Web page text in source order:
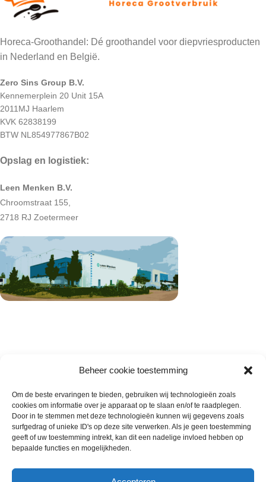
Beheer cookie toestemming
Om de beste ervaringen te bieden, gebruiken wij technologieën zoals
cookies om informatie over je apparaat op te slaan en/of te raadplegen.
Door in te stemmen met deze technologieën kunnen wij gegevens zoals
surfgedrag of unieke ID's op deze site verwerken. Als je geen toestemming
geeft of uw toestemming intrekt, kan dit een nadelige invloed hebben op
bepaalde functies en mogelijkheden.
Horeca-Groothandel: Dé groothandel voor diepvriesproducten
in Nederland en België.
Zero Sins Group B.V.
Kennemerplein 20 Unit 15A
2011MJ Haarlem
KVK 62838199
BTW NL854977867B02
Opslag en logistiek:
Leen Menken B.V.
Chroomstraat 155,
2718 RJ Zoetermeer
Wie zijn wij
Contact met onze inkoop
Klantenservice
Annuleer & Retourbeleid